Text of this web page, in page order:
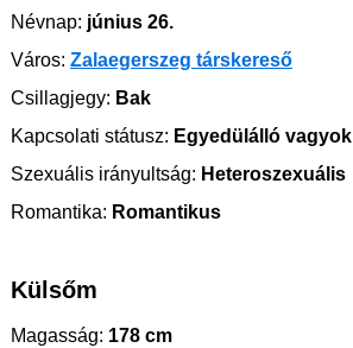
Névnap: június 26.
Város: Zalaegerszeg társkereső
Csillagjegy: Bak
Kapcsolati státusz: Egyedülálló vagyok
Szexuális irányultság: Heteroszexuális
Romantika: Romantikus
Külsőm
Magasság: 178 cm